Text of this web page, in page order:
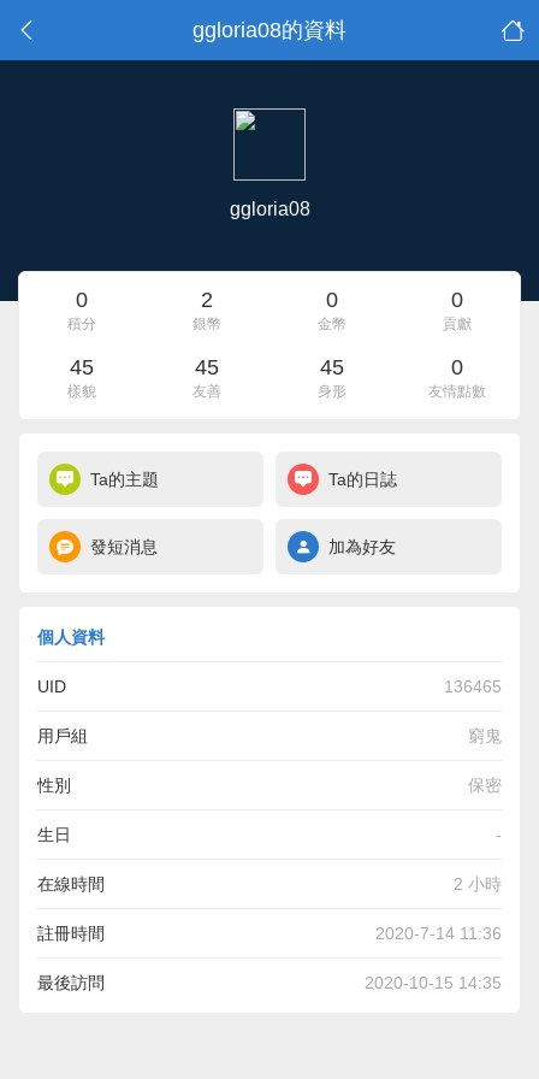
ggloria08的資料
ggloria08
0
積分
2
銀幣
0
金幣
0
貢獻
45
樣貌
45
友善
45
身形
0
友情點數
Ta的主題 Ta的日誌
發短消息 加為好友
個人資料
UID 136465
用戶組 窮鬼
性別 保密
生日 -
在線時間 2 小時
註冊時間 2020-7-14 11:36
最後訪問 2020-10-15 14:35